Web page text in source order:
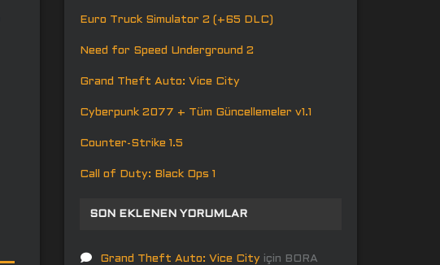
Euro Truck Simulator 2 (+65 DLC)
Need for Speed Underground 2
Grand Theft Auto: Vice City
Cyberpunk 2077 + Tüm Güncellemeler v1.1
Counter-Strike 1.5
Call of Duty: Black Ops 1
SON EKLENEN YORUMLAR
Grand Theft Auto: Vice City için BORA